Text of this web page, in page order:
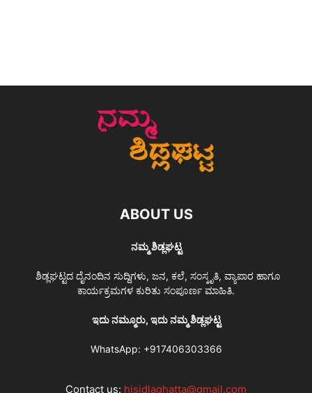
ABOUT US
ನಮ್ಮ ಶಿಡ್ಲಘಟ್ಟ
ಶಿಡ್ಲಘಟ್ಟದ ದೈನಂದಿನ ಸುದ್ದಿಗಳು, ಜನ, ಕಲೆ, ಸಂಸ್ಕೃತಿ, ವ್ಯಾಪಾರ ಹಾಗೂ
ಕಾರ್ಯಕ್ರಮಗಳ ಕುರಿತು ಸಂಪೂರ್ಣ ಮಾಹಿತಿ.
ಇದು ನಮ್ಮೂರು, ಇದು ನಮ್ಮ ಶಿಡ್ಲಘಟ್ಟ
WhatsApp: +917406303366
Contact us: hisidlaghatta@gmail.com